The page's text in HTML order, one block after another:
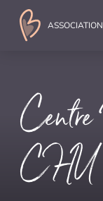
ASSOCIATION
CHU